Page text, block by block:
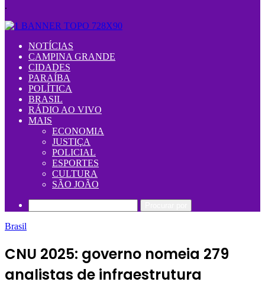
.
NOTÍCIAS
CAMPINA GRANDE
CIDADES
PARAÍBA
POLÍTICA
BRASIL
RÁDIO AO VIVO
MAIS
ECONOMIA
JUSTIÇA
POLICIAL
ESPORTES
CULTURA
SÃO JOÃO
Brasil
CNU 2025: governo nomeia 279
analistas de infraestrutura